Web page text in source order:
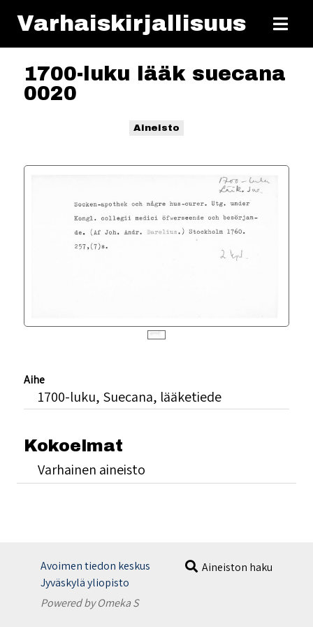
Varhaiskirjallisuus
1700-luku lääk suecana
0020
Aineisto
Aihe
1700-luku, Suecana, lääketiede
Kokoelmat
Varhainen aineisto
Avoimen tiedon keskus
Jyväskylä yliopisto
Aineiston haku
Powered by Omeka S